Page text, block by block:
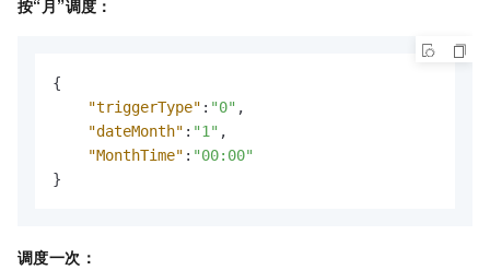
按“月”调度：
{
"triggerType" : "0" ,
"dateMonth" : "1" ,
"MonthTime" : "00:00"
}
调度一次：